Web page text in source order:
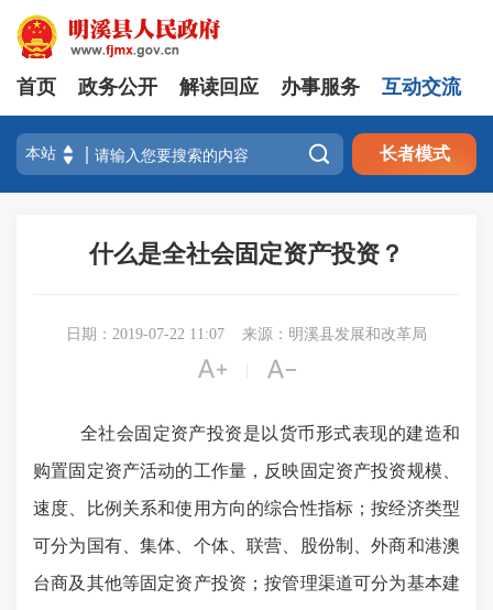
首页 政务公开 解读回应 办事服务 互动交流
 长者模式
什么是全社会固定资产投资？
日期：2019-07-22 11:07 来源：明溪县发展和改革局
 
全社会固定资产投资是以货币形式表现的建造和
购置固定资产活动的工作量，反映固定资产投资规模、
速度、比例关系和使用方向的综合性指标；按经济类型
可分为国有、集体、个体、联营、股份制、外商和港澳
台商及其他等固定资产投资；按管理渠道可分为基本建